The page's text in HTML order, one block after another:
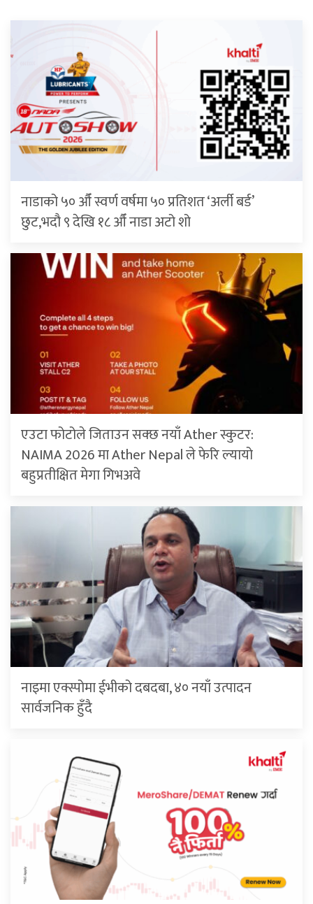
नाडाको ५० औँ स्वर्ण वर्षमा ५० प्रतिशत ‘अर्ली बर्ड’
छुट,भदौ ९ देखि १८ औँ नाडा अटो शो
एउटा फोटोले जिताउन सक्छ नयाँ Ather स्कुटर:
NAIMA 2026 मा Ather Nepal ले फेरि ल्यायो
बहुप्रतीक्षित मेगा गिभअवे
नाइमा एक्स्पोमा ईभीको दबदबा, ४० नयाँ उत्पादन
सार्वजनिक हुँदै